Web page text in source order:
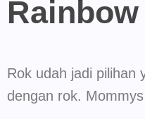
Rainbow
Rok udah jadi pilihan
dengan rok.